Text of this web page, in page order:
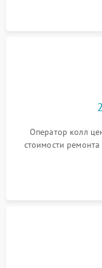
Оператор колл
стоимости